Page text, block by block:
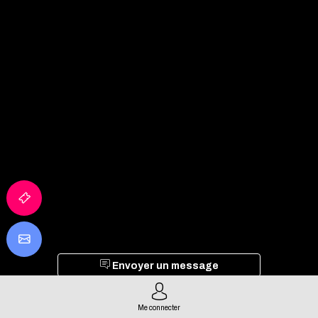
Envoyer un message
Partager mes informations
Me connecter